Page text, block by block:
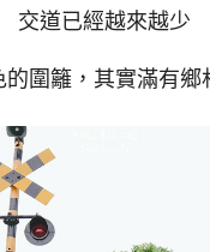
交道已經越來越少
的圍籬，其實滿有鄉